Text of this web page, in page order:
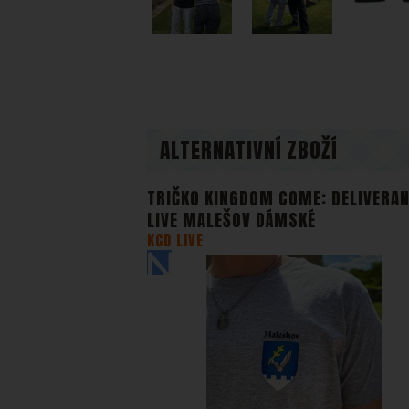
takže
ALTERNATIVNÍ ZBOŽÍ
TRIČKO KINGDOM COME:
LIVE MALEŠOV DÁMSKÉ
KCD LIVE